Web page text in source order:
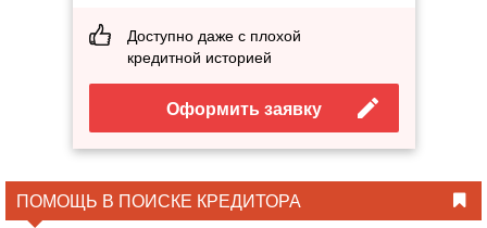
Доступно даже с плохой
кредитной историей
Оформить заявку
ПОМОЩЬ В ПОИСКЕ КРЕДИТОРА